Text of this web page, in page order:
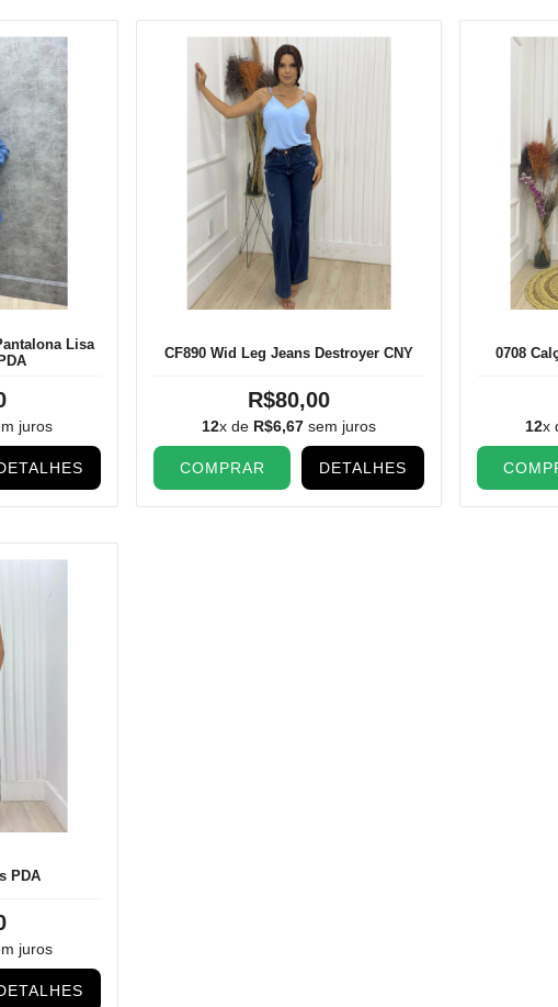
Lisa
juros
CF890 Wid Leg Jeans Destroyer CNY
R$80,00
12x de R$6,67 sem juros
COMPRAR DETALHES
0708
12x
PDA
juros